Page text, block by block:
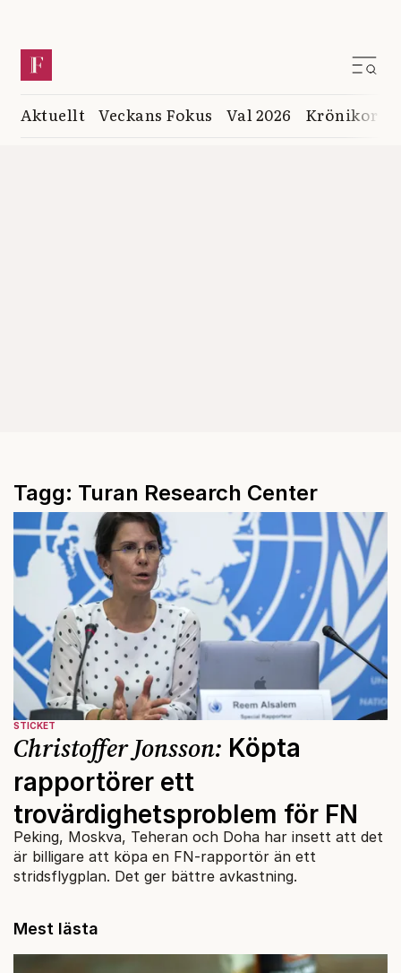
Aktuellt Veckans Fokus Val 2026 Krönikor
Tagg: Turan Research Center
STICKET
Christoffer Jonsson: Köpta
rapportörer ett
trovärdighetsproblem för FN
Peking, Moskva, Teheran och Doha har insett att det
är billigare att köpa en FN-rapportör än ett
stridsflygplan. Det ger bättre avkastning.
Mest lästa